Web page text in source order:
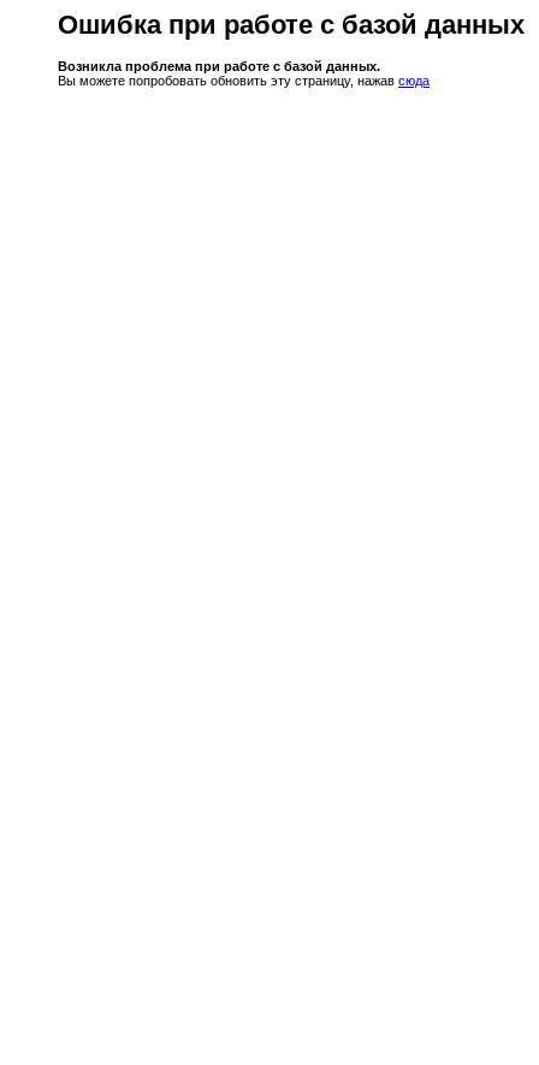
Ошибка при работе с базой данных
Возникла проблема при работе с базой данных.
Вы можете попробовать обновить эту страницу, нажав сюда